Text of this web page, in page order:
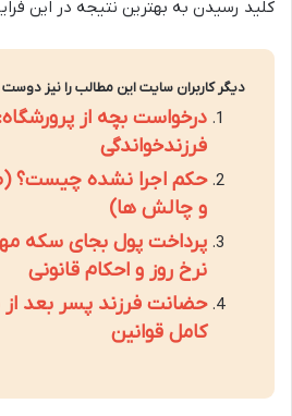
کلید رسیدن به بهترین نتیجه در این
دیگر کاربران سایت این مطالب را نیز
درخواست بچه از
فرزندخواندگی
حکم اجرا نشده چیست؟
و چالش ها)
پرداخت پول بجای سکه
نرخ روز و احکام قانونی
کامل قوانین